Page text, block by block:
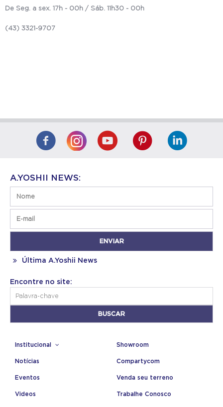
De Seg. a sex. 17h - 00h / Sáb. 11h30 - 00h
(43) 3321-9707
A.YOSHII NEWS:
Última A.Yoshii News
Encontre no site:
Institucional
Notícias
Eventos
Videos
Showroom
Compartycom
Venda seu terreno
Trabalhe Conosco